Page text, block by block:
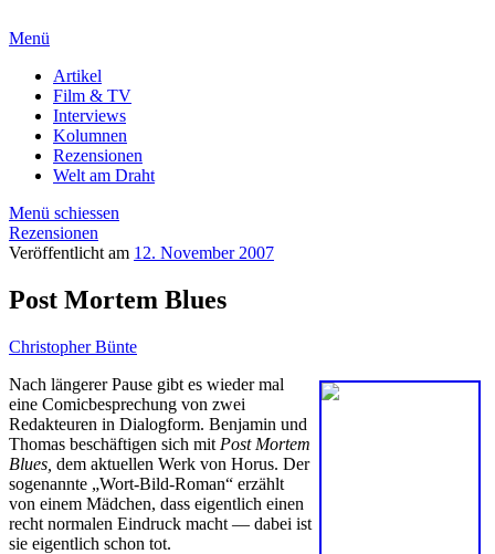
Menü
Artikel
Film & TV
Interviews
Kolumnen
Rezensionen
Welt am Draht
Menü schiessen
Rezensionen
Veröffentlicht am 12. November 2007
Post Mortem Blues
Christopher Bünte
Nach längerer Pause gibt es wieder mal
eine Comicbesprechung von zwei
Redakteuren in Dialogform. Benjamin und
Thomas beschäftigen sich mit Post Mortem
Blues, dem aktuellen Werk von Horus. Der
sogenannte „Wort-Bild-Roman“ erzählt
von einem Mädchen, dass eigentlich einen
recht normalen Eindruck macht — dabei ist
sie eigentlich schon tot.